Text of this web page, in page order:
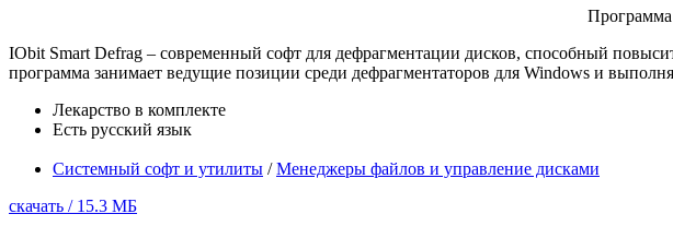
Программа
IObit Smart Defrag – современный софт для дефрагментации дисков, способный
программа занимает ведущие позиции среди дефрагментаторов для Windows и
Лекарство в комплекте
Есть русский язык
Системный софт и утилиты /Менеджеры файлов и управление дисками
скачать / 15.3 МБ